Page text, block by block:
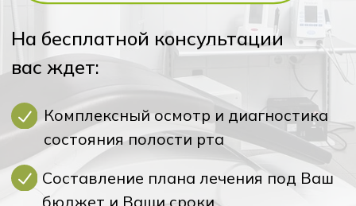
Записаться на бесплатную
консультацию